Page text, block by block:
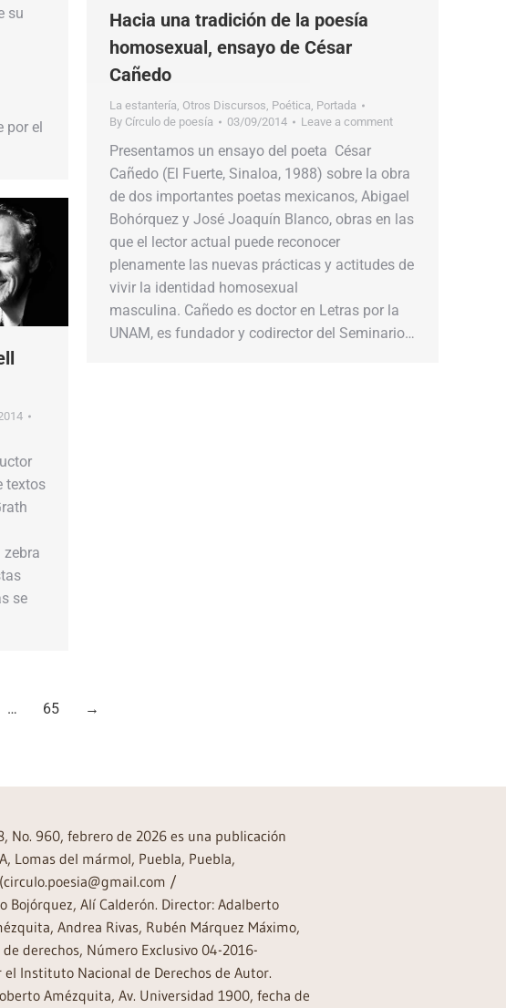
su
por el
Hacia una tradición de la poesía
homosexual, ensayo de César
Cañedo
La estantería Otros Discursos Poética Portada
By Círculo de poesía 03/09/2014 Leave a comment
Presentamos un ensayo del poeta César
Cañedo (El Fuerte, Sinaloa, 1988) sobre la obra
de dos importantes poetas mexicanos, Abigael
Bohórquez y José Joaquín Blanco, obras en las
que el lector actual puede reconocer
plenamente las nuevas prácticas y actitudes de
vivir la identidad homosexual
masculina. Cañedo es doctor en Letras por la
UNAM, es fundador y codirector del Seminario…
textos
se
… 65 →
No. 960, febrero de 2026 es una publicación
Lomas del mármol, Puebla, Puebla,
/
Alí Calderón. Director: Adalberto
Andrea Rivas, Rubén Márquez Máximo,
derechos, Número Exclusivo 04-2016-
Instituto Nacional de Derechos de Autor.
Amézquita, Av. Universidad 1900, fecha de